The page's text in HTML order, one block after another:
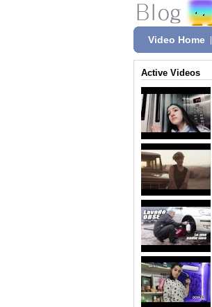
Video Home
Active Videos